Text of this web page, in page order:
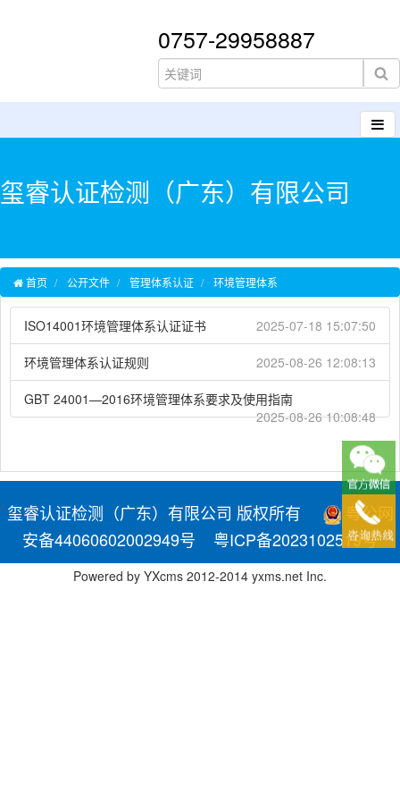
0757-29958887
玺睿认证检测（广东）有限公司
首页 公开文件 管理体系认证 环境管理体系
ISO14001环境管理体系认证证书 2025-07-18 15:07:50
环境管理体系认证规则 2025-08-26 12:08:13
GBT 24001—2016环境管理体系要求及使用指南
2025-08-26 10:08:48
玺睿认证检测（广东）有限公司 版权所有
粤公网
安备44060602002949号
粤ICP备2023102519号
Powered by YXcms 2012-2014 yxms.net Inc.